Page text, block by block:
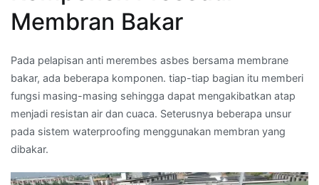
Membran Bakar
Pada pelapisan anti merembes asbes bersama membrane
bakar, ada beberapa komponen. tiap-tiap bagian itu memberi
fungsi masing-masing sehingga dapat mengakibatkan atap
menjadi resistan air dan cuaca. Seterusnya beberapa unsur
pada sistem waterproofing menggunakan membran yang
dibakar.